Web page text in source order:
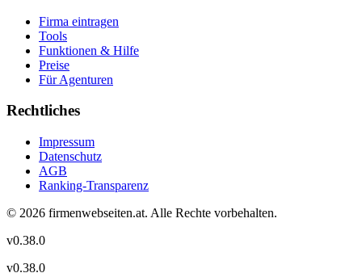
Firma eintragen
Tools
Funktionen & Hilfe
Preise
Für Agenturen
Rechtliches
Impressum
Datenschutz
AGB
Ranking-Transparenz
© 2026 firmenwebseiten.at. Alle Rechte vorbehalten.
v0.38.0
v0.38.0